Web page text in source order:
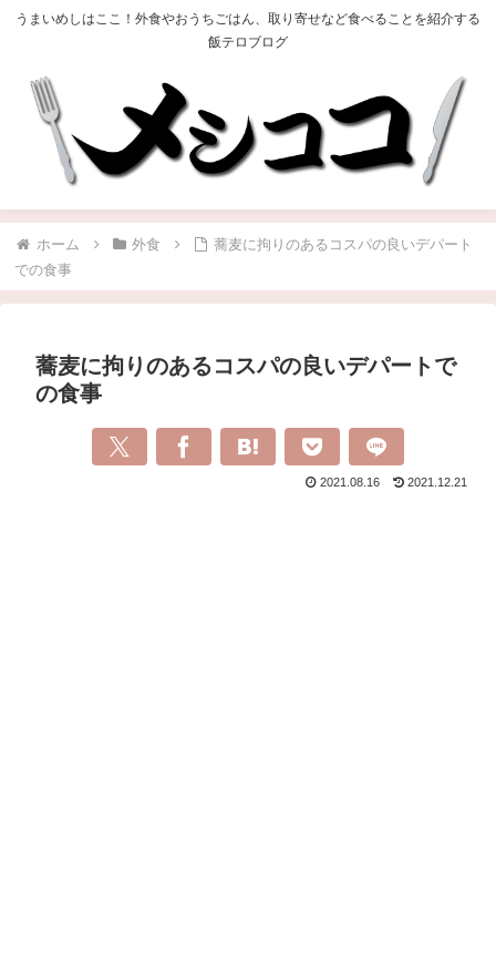
うまいめしはここ！外食やおうちごはん、取り寄せなど食べることを紹介する
飯テロブログ
ホーム 外食
蕎麦に拘りのあるコスパの良いデパート
での食事
蕎麦に拘りのあるコスパの良いデパートで
の食事
2021.08.16 2021.12.21